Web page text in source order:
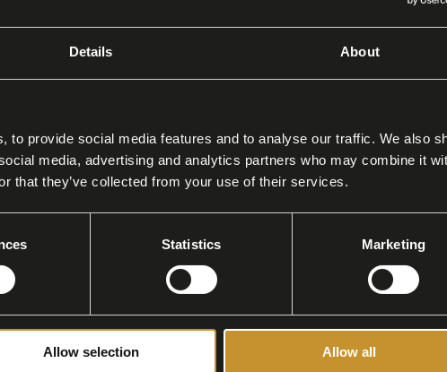
Details About
to provide social media features and to analyse our traffic. We also
media, advertising and analytics partners who may combine it
that they’ve collected from your use of their services.
Statistics Marketing
Allow selection Allow all
tipici, Punti Vendita dove acquistare i
San Pietro
tipici: Vendita Prosciutto di Parma